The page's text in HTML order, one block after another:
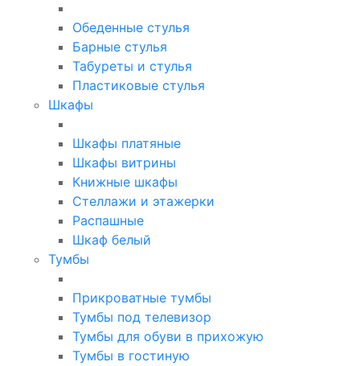
Обеденные стулья
Барные стулья
Табуреты и стулья
Пластиковые стулья
Шкафы
Шкафы платяные
Шкафы витрины
Книжные шкафы
Стеллажи и этажерки
Распашные
Шкаф белый
Тумбы
Прикроватные тумбы
Тумбы под телевизор
Тумбы для обуви в прихожую
Тумбы в гостиную